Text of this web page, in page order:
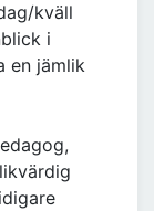
kväll
i
en jämlik